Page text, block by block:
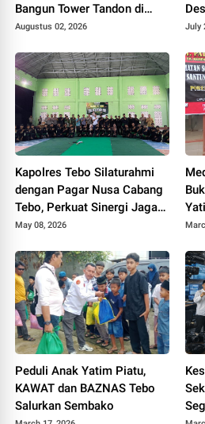
Bangun Tower Tandon di
Desa Tanjung Agung
Augustus 02, 2026 July
Kapolres Tebo Silaturahmi
dengan Pagar Nusa Cabang
Tebo, Perkuat Sinergi Jaga
Kamtibmas
May 08, 2026
Peduli Anak Yatim Piatu,
KAWAT dan BAZNAS Tebo
Salurkan Sembako